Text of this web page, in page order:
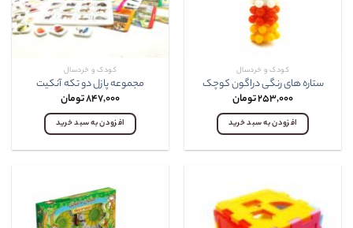
کودک و خردسال
ستاره های رنگی دراگون کوچک
۲۵۳,۰۰۰تومان
افزودن به سبد خرید
کودک و خردسال
مجموعه پازل دو تکه آنکيت
۸۴۷,۰۰۰تومان
افزودن به سبد خرید